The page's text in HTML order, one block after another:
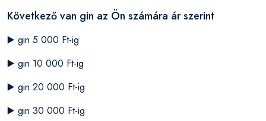
Következő van gin az Ön számára ár szerint
▶️ gin 5 000 Ft-ig
▶️ gin 10 000 Ft-ig
▶️ gin 20 000 Ft-ig
▶️ gin 30 000 Ft-ig